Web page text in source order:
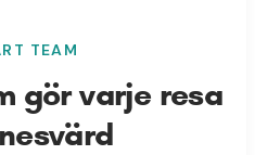
TEAM
gör varje resa